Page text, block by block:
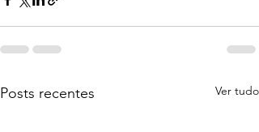
Posts recentes Ver tudo